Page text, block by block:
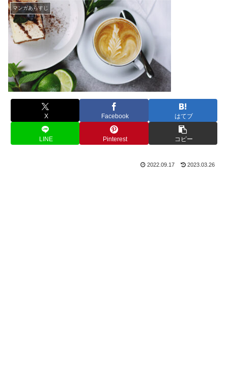
マンガあらすじ
X Facebook はてブ
LINE Pinterest コピー
2022.09.17 2023.03.26